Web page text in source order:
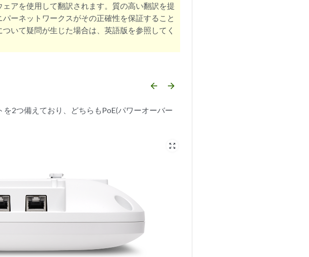
アを使用して翻訳されます。質の高い翻訳を提
ーネットワークスがその正確性を保証すること
いて疑問が生じた場合は、英語版を参照してく
arrow_backward arrow_forward
2つ備えており、どちらもPoE(パワーオーバー
zoom_out_map